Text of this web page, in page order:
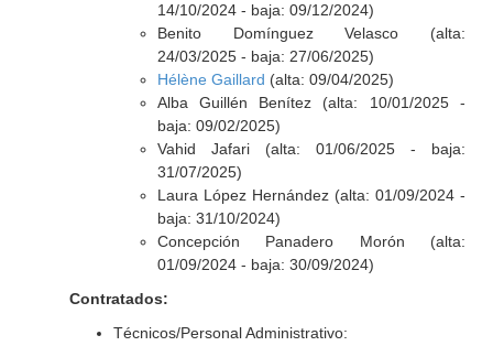
14/10/2024 - baja: 09/12/2024)
Benito Domínguez Velasco (alta:
24/03/2025 - baja: 27/06/2025)
Hélène Gaillard (alta: 09/04/2025)
Alba Guillén Benítez (alta: 10/01/2025 -
baja: 09/02/2025)
Vahid Jafari (alta: 01/06/2025 - baja:
31/07/2025)
Laura López Hernández (alta: 01/09/2024 -
baja: 31/10/2024)
Concepción Panadero Morón (alta:
01/09/2024 - baja: 30/09/2024)
Contratados:
Técnicos/Personal Administrativo: